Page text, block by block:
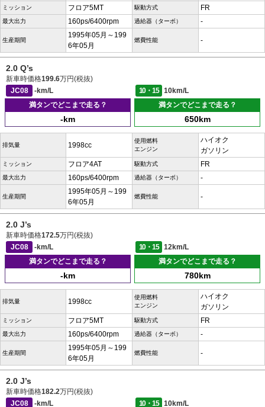
ミッション フロア5MT 駆動方式 FR
最大出力 160ps/6400rpm 過給器（ターボ） -
生産期間
1995年05月～199
6年05月
燃費性能 -
2.0 Q’s
新車時価格199.6万円(税抜)
JC08
-km/L 10・15
10km/L
満タンでどこまで走る？
-km
満タンでどこまで走る？
650km
排気量 1998cc
使用燃料
エンジン
ハイオク
ガソリン
ミッション フロア4AT 駆動方式 FR
最大出力 160ps/6400rpm 過給器（ターボ） -
生産期間
1995年05月～199
6年05月
燃費性能 -
2.0 J’s
新車時価格172.5万円(税抜)
JC08
-km/L 10・15
12km/L
満タンでどこまで走る？
-km
満タンでどこまで走る？
780km
排気量 1998cc
使用燃料
エンジン
ハイオク
ガソリン
ミッション フロア5MT 駆動方式 FR
最大出力 160ps/6400rpm 過給器（ターボ） -
生産期間
1995年05月～199
6年05月
燃費性能 -
2.0 J’s
新車時価格182.2万円(税抜)
JC08
-km/L 10・15
10km/L